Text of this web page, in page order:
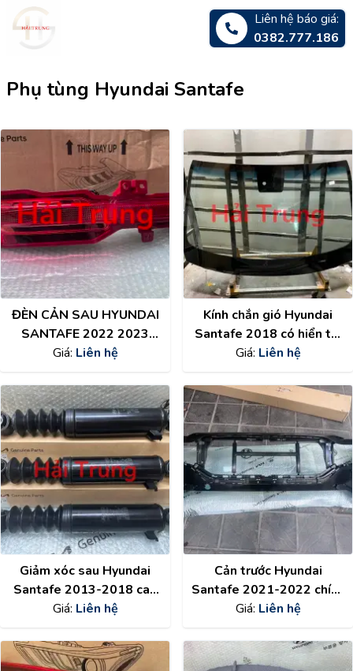
Liên hệ báo giá:
0382.777.186
Phụ tùng Hyundai Santafe
ĐÈN CẢN SAU HYUNDAI
SANTAFE 2022 2023
2024 CHÍNH HÃNG
92406S1610
Giá: Liên hệ
Kính chắn gió Hyundai
Santafe 2018 có hiển thị
tốc độ
Giá: Liên hệ
Giảm xóc sau Hyundai
Santafe 2013-2018 cao
cấp 553212W700
Giá: Liên hệ
Cản trước Hyundai
Santafe 2021-2022 chính
hãng 86510S1510
Giá: Liên hệ